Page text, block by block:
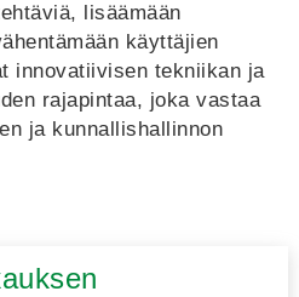
lisäämään
käyttäjien
innovatiivisen tekniikan ja
rajapintaa, joka vastaa
ja kunnallishallinnon